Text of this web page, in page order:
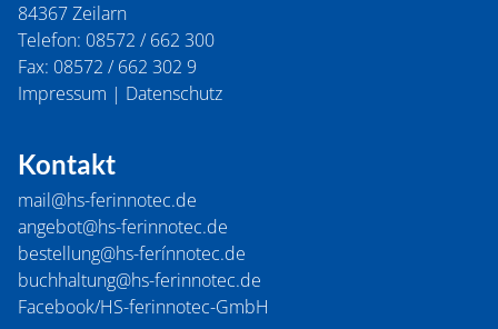
84367Zeilarn
Telefon: 08572 / 662 300
Fax: 08572 / 662 302 9
Impressum | Datenschutz
Kontakt
mail@hs-ferinnotec.de
angebot@hs-ferinnotec.de
bestellung@hs-ferínnotec.de
buchhaltung@hs-ferinnotec.de
Facebook/HS-ferinnotec-GmbH